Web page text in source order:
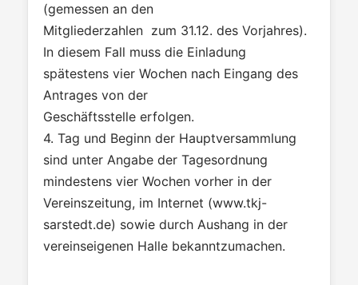
(gemessen an den
Mitgliederzahlen zum 31.12. des Vorjahres).
In diesem Fall muss die Einladung
spätestens vier Wochen nach Eingang des
Antrages von der
Geschäftsstelle erfolgen.
4. Tag und Beginn der Hauptversammlung
sind unter Angabe der Tagesordnung
mindestens vier Wochen vorher in der
Vereinszeitung, im Internet (www.tkj-
sarstedt.de) sowie durch Aushang in der
vereinseigenen Halle bekanntzumachen.